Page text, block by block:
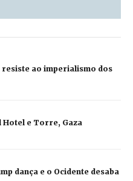
resiste ao imperialismo dos
e Torre, Gaza
dança e o Ocidente desaba